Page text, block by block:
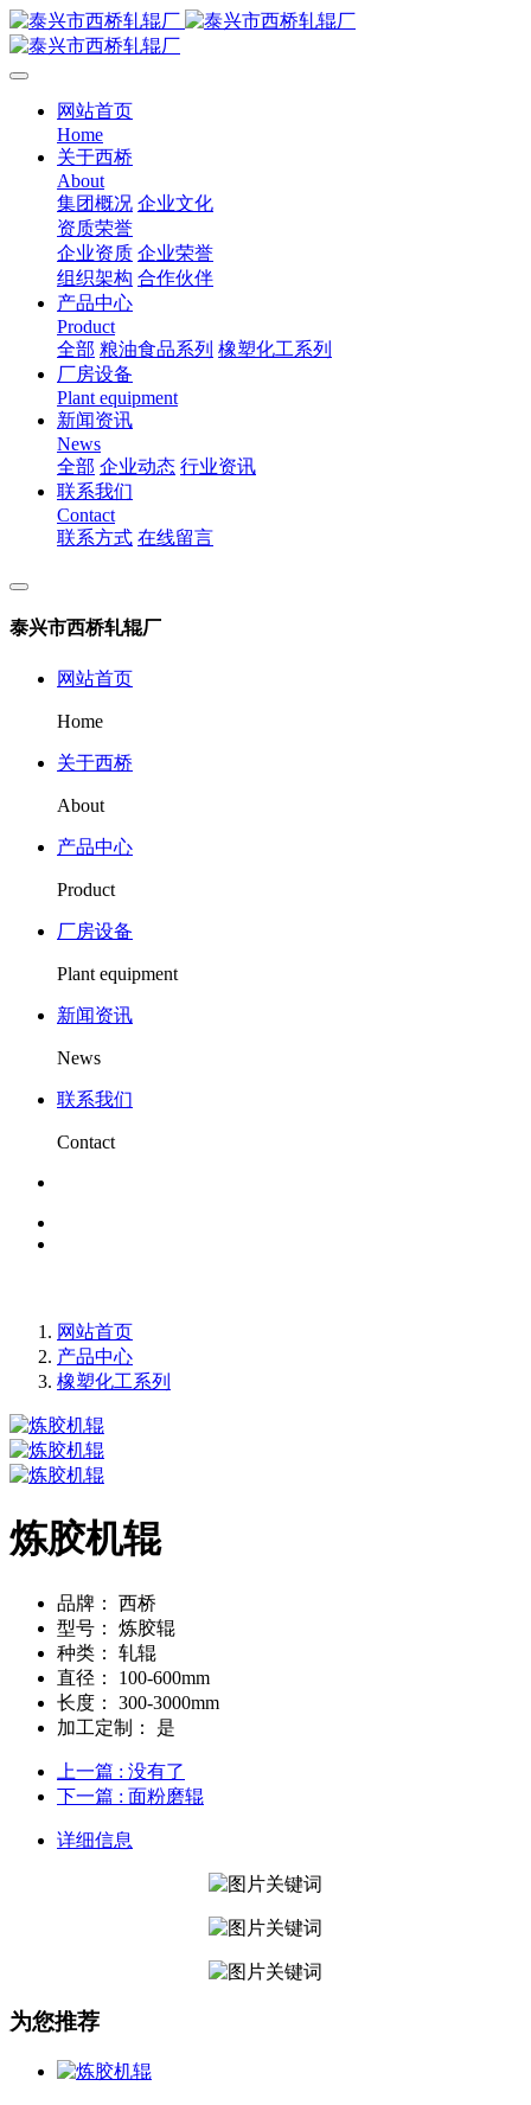
网站首页
Home
关于西桥
About
集团概况 企业文化
资质荣誉
企业资质 企业荣誉
组织架构 合作伙伴
产品中心
Product
全部 粮油食品系列 橡塑化工系列
厂房设备
Plant equipment
新闻资讯
News
全部 企业动态 行业资讯
联系我们
Contact
联系方式 在线留言
泰兴市西桥轧辊厂
网站首页
Home
关于西桥
About
产品中心
Product
厂房设备
Plant equipment
新闻资讯
News
联系我们
Contact
网站首页
产品中心
橡塑化工系列
炼胶机辊
品牌：
西桥
型号：
炼胶辊
种类：
轧辊
直径：
100-600mm
长度：
300-3000mm
加工定制：
是
上一篇 : 没有了
下一篇 : 面粉磨辊
详细信息
为您推荐